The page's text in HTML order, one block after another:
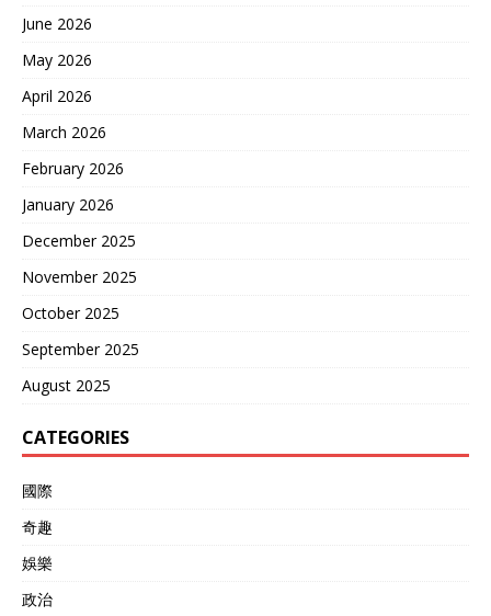
June 2026
May 2026
April 2026
March 2026
February 2026
January 2026
December 2025
November 2025
October 2025
September 2025
August 2025
CATEGORIES
國際
奇趣
娛樂
政治